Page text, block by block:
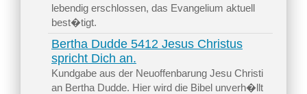
lebendig erschlossen, das Evangelium aktuell
best�tigt.
Bertha Dudde 5412 Jesus Christus
spricht Dich an.
Kundgabe aus der Neuoffenbarung Jesu Christi
an Bertha Dudde. Hier wird die Bibel unverh�llt